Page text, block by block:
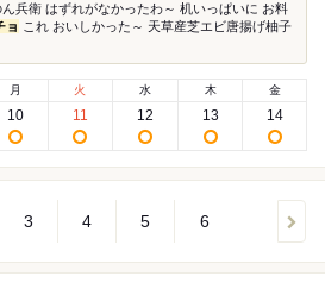
兵衛 はずれがなかったわ～ 机いっぱいに お料
ョ これ おいしかった～ 天草産芝エビ唐揚げ柚子
月
10
火
11
水
12
木
13
金
14
3 4 5 6